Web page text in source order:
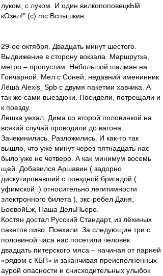
луком, с луком. И один вилкопоповецкЫй
кОзел!" (с) mc Вспышкин
29-ое октября. Двадцать минут шестого.
Выдвижение в сторону вокзала. Маршрутка,
метро – пропустим. Небольшой шалман на
Гончарной. Мел с Соней, недавний именинник
Лёша Alexis_Spb с двумя пакетми хавчика. А
так же сами выездюки. Посидели, потрещали и
к поезду.
Лешка уехал. Дима со второй половинкой на
всякий случай проводили до вагона.
Зачекинились. Разложились. И как-то так
вышло, что уже минут через пятнадцать нас
было уже не четверо. А как минимум восемь
щей. Добавился Аршавин ( задорно
дискутировавший с поездной бригадой (
уфимской :) относительно легитимности
электронного билета ), экс-ребел Даня,
БоевойЁж, Паша ДельПьеро.
Костян достал Русский Стандарт, из лёхиных
пакетов пиво. Поехали. За следующие три с
половиной часа нас посетили человек
двадцать питерского мяса – начиная от парней
«рядом с КБП» и заканчивая преисполненных
аурой опасности и снисходительных улыбок